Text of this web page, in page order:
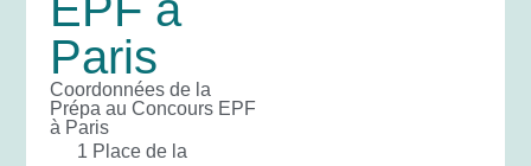
Paris
Coordonnées de la
Prépa au Concours EPF
à Paris
1 Place de la